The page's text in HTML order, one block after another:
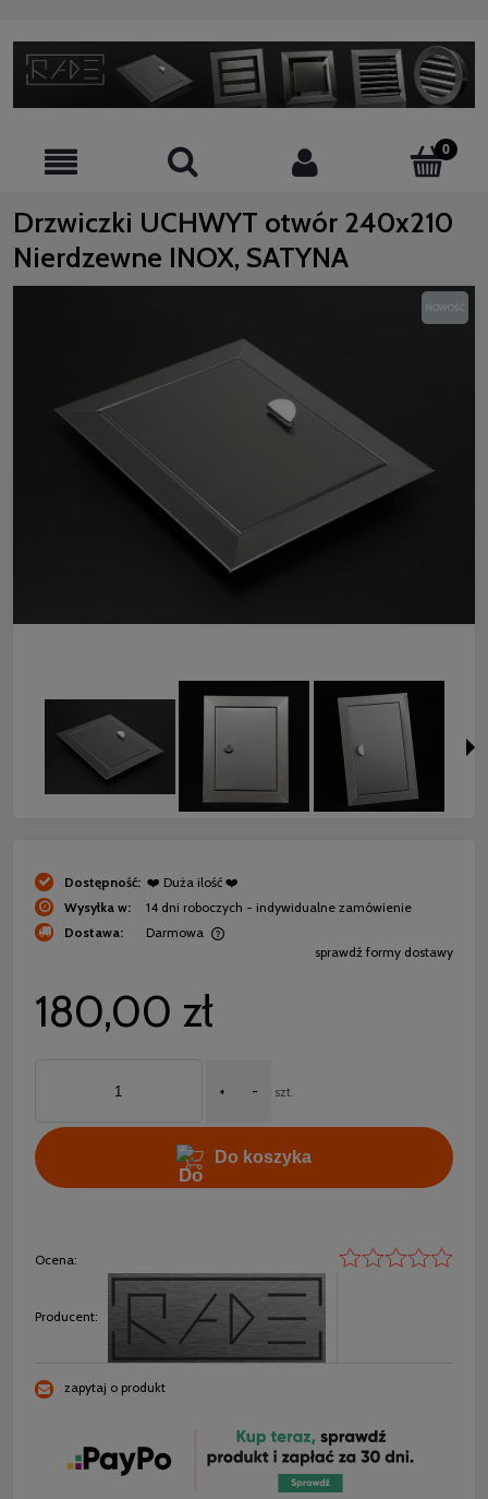
Drzwiczki UCHWYT otwór 240x210
Nierdzewne INOX, SATYNA
NOWOŚĆ
Dostępność: ❤️ Duża ilość ❤️
Wysyłka w:
14 dni roboczych - indywidualne zamówienie
Dostawa:
Darmowa
Cena nie zawiera ewentualnych kosztów płatnościsprawdź formy dostawy
180,00 zł
+ - szt.
Do koszyka
Ocena:
Producent:
zapytaj o produkt